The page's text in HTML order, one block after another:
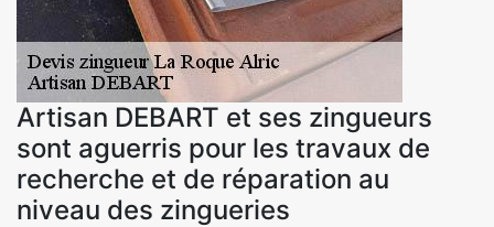
Artisan DEBART et ses zingueurs
sont aguerris pour les travaux de
recherche et de réparation au
niveau des zingueries